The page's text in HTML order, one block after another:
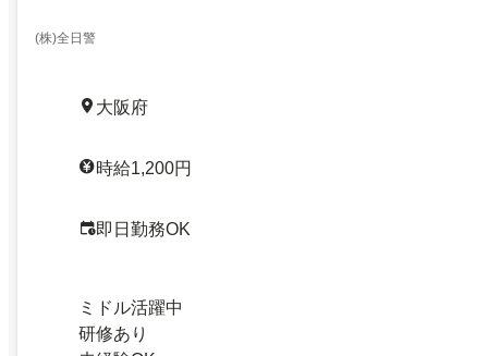
(株)全日警
大阪府
時給1,200円
即日勤務OK
ミドル活躍中
研修あり